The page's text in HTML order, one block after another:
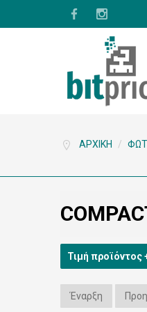
ΑΡΧΙΚΉ /
Τιμή προϊόντος
Έναρξη